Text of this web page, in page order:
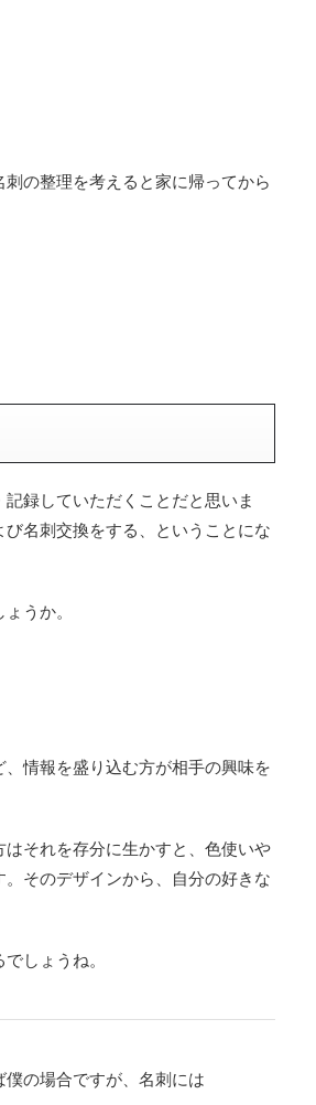
の整理を考えると家に帰ってから
録していただくことだと思いま
名刺交換をする、ということにな
うか。
情報を盛り込む方が相手の興味を
それを存分に生かすと、色使いや
そのデザインから、自分の好きな
しょうね。
の場合ですが、名刺には